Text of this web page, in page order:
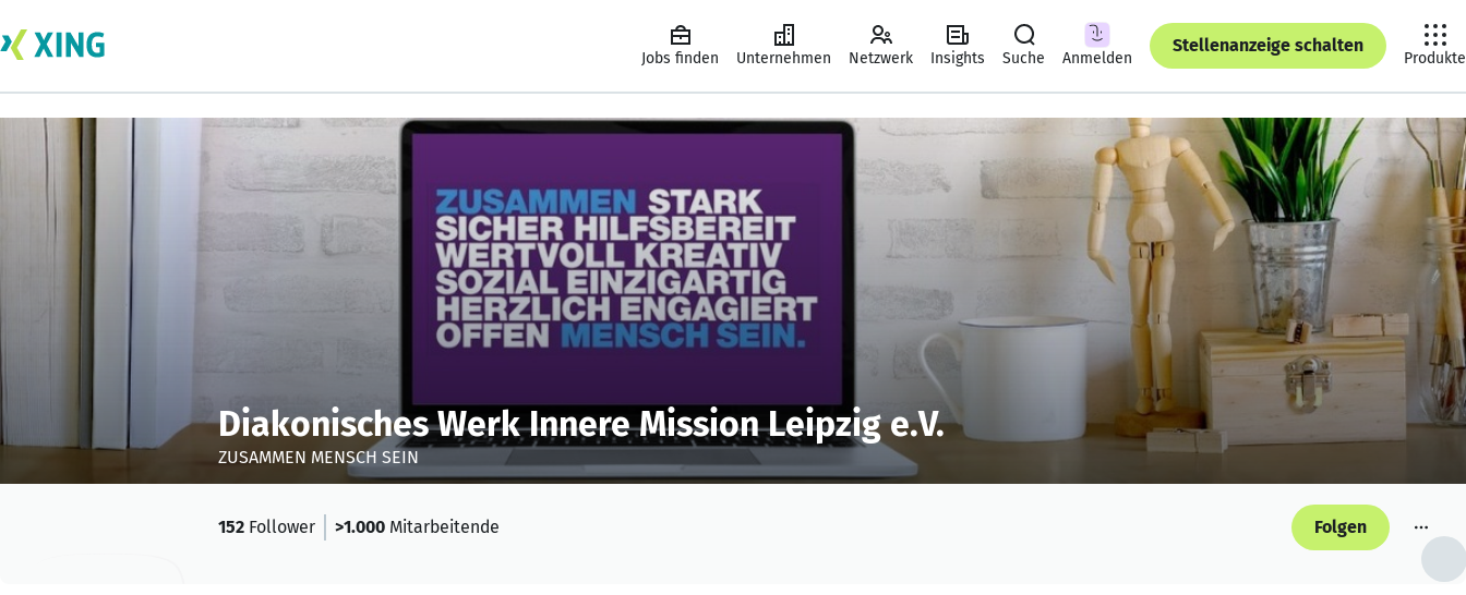
Jobs finden Unternehmen Netzwerk Insights Suche Anmelden
Stellenanzeige schalten
Produkte
Diakonisches Werk Innere Mission Leipzig e.V.
ZUSAMMEN MENSCH SEIN
152 Follower >1.000 Mitarbeitende Folgen